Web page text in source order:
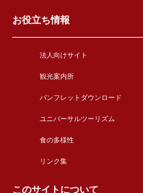
お役立ち情報
法人向けサイト
観光案内所
パンフレットダウンロード
ユニバーサルツーリズム
食の多様性
リンク集
このサイトについて